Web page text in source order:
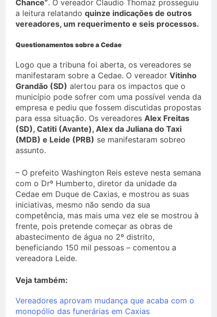
Chance”. O vereador Claudio Thomaz prosseguiu
a leitura relatando quinze indicações de outros
vereadores, um requerimento e seis processos.
Questionamentos sobre a Cedae
Logo que a tribuna foi aberta, os vereadores se
manifestaram sobre a Cedae. O vereador Vitinho
Grandão (SD) alertou para os impactos que o
município pode sofrer com uma possível venda da
empresa e pediu que fossem discutidas propostas
para essa situação. Os vereadores Alex Freitas
(SD), Catiti (Avante), Alex da Juliana do Taxi
(MDB) e Leide (PRB) se manifestaram sobreo
assunto.
– O prefeito Washington Reis esteve nesta semana
com o Drº Humberto, diretor da unidade da
Cedae em Duque de Caxias, e mostrou as suas
iniciativas, mesmo não sendo da sua
competência, mas mais uma vez ele se mostrou à
frente, pois pretende começar as obras de
abastecimento de água no 2º distrito,
beneficiando 150 mil pessoas – comentou a
vereadora Leide.
Veja também:
Vereadores aprovam mudança que acaba com o
monopólio das funerárias em Caxias